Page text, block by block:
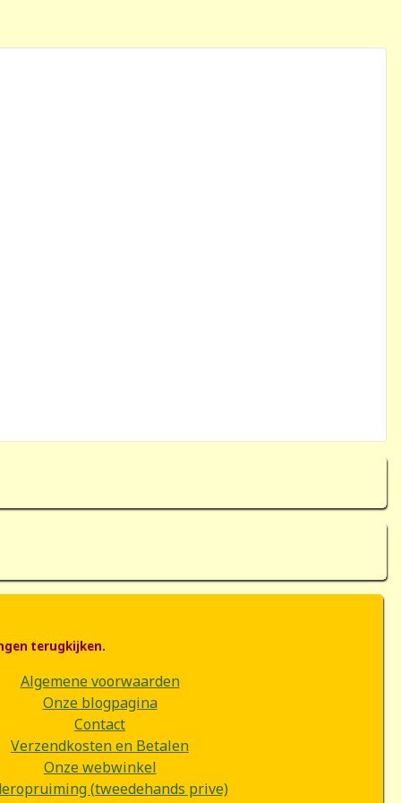
terugkijken.
Algemene voorwaarden
Onze blogpagina
Contact
Verzendkosten en Betalen
Onze webwinkel
(tweedehands prive)